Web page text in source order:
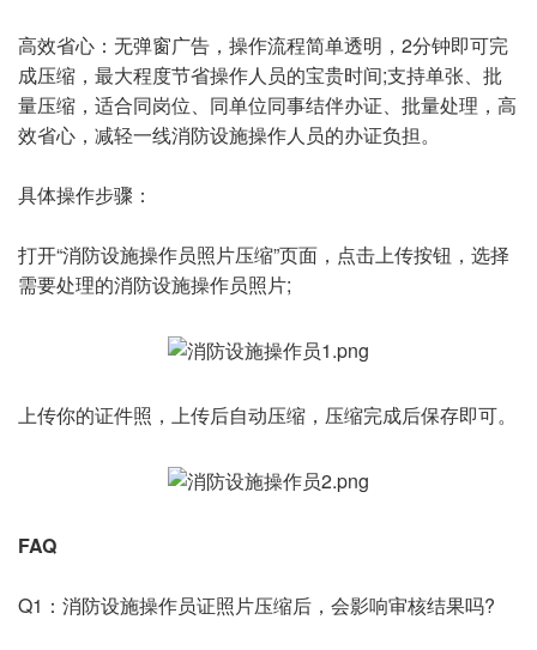
高效省心：无弹窗广告，操作流程简单透明，2分钟即可完
成压缩，最大程度节省操作人员的宝贵时间;支持单张、批
量压缩，适合同岗位、同单位同事结伴办证、批量处理，高
效省心，减轻一线消防设施操作人员的办证负担。
具体操作步骤：
打开“消防设施操作员照片压缩”页面，点击上传按钮，选择
需要处理的消防设施操作员照片;
上传你的证件照，上传后自动压缩，压缩完成后保存即可。
FAQ
Q1：消防设施操作员证照片压缩后，会影响审核结果吗?